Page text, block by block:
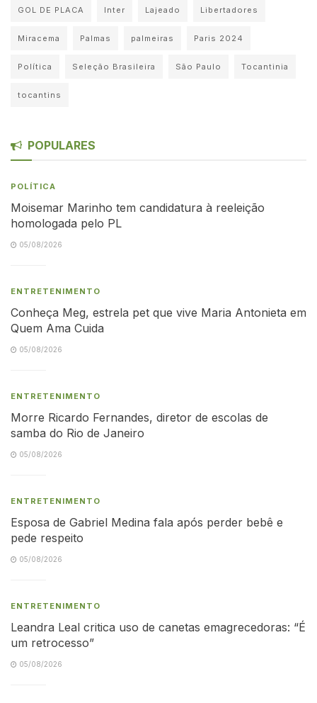
GOL DE PLACA Inter Lajeado Libertadores
Miracema Palmas palmeiras Paris 2024
Política Seleção Brasileira São Paulo Tocantinia
tocantins
POPULARES
POLÍTICA
Moisemar Marinho tem candidatura à reeleição
homologada pelo PL
05/08/2026
ENTRETENIMENTO
Conheça Meg, estrela pet que vive Maria Antonieta em
Quem Ama Cuida
05/08/2026
ENTRETENIMENTO
Morre Ricardo Fernandes, diretor de escolas de
samba do Rio de Janeiro
05/08/2026
ENTRETENIMENTO
Esposa de Gabriel Medina fala após perder bebê e
pede respeito
05/08/2026
ENTRETENIMENTO
Leandra Leal critica uso de canetas emagrecedoras: “É
um retrocesso”
05/08/2026